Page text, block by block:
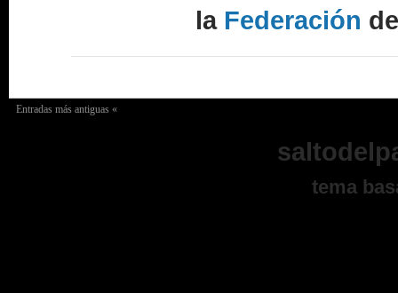
la Federación
Entradas más antiguas «
tema